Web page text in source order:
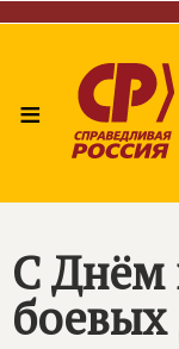
≡
С Днём
боевых